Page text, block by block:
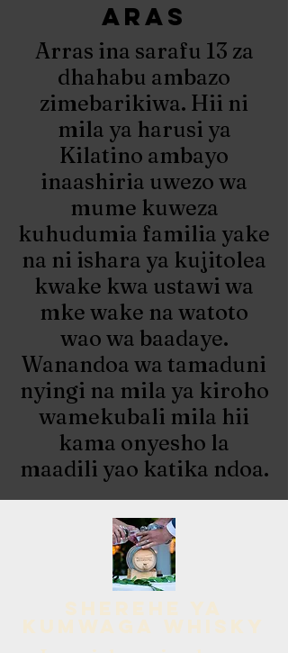
aras
Arras ina sarafu 13 za
dhahabu ambazo
zimebarikiwa. Hii ni
mila ya harusi ya
Kilatino ambayo
inaashiria uwezo wa
mume kuweza
kuhudumia familia yake
na ni ishara ya kujitolea
kwake kwa ustawi wa
mke wake na watoto
wao wa baadaye.
Wanandoa wa tamaduni
nyingi na mila ya kiroho
wamekubali mila hii
kama onyesho la
maadili yao katika ndoa.